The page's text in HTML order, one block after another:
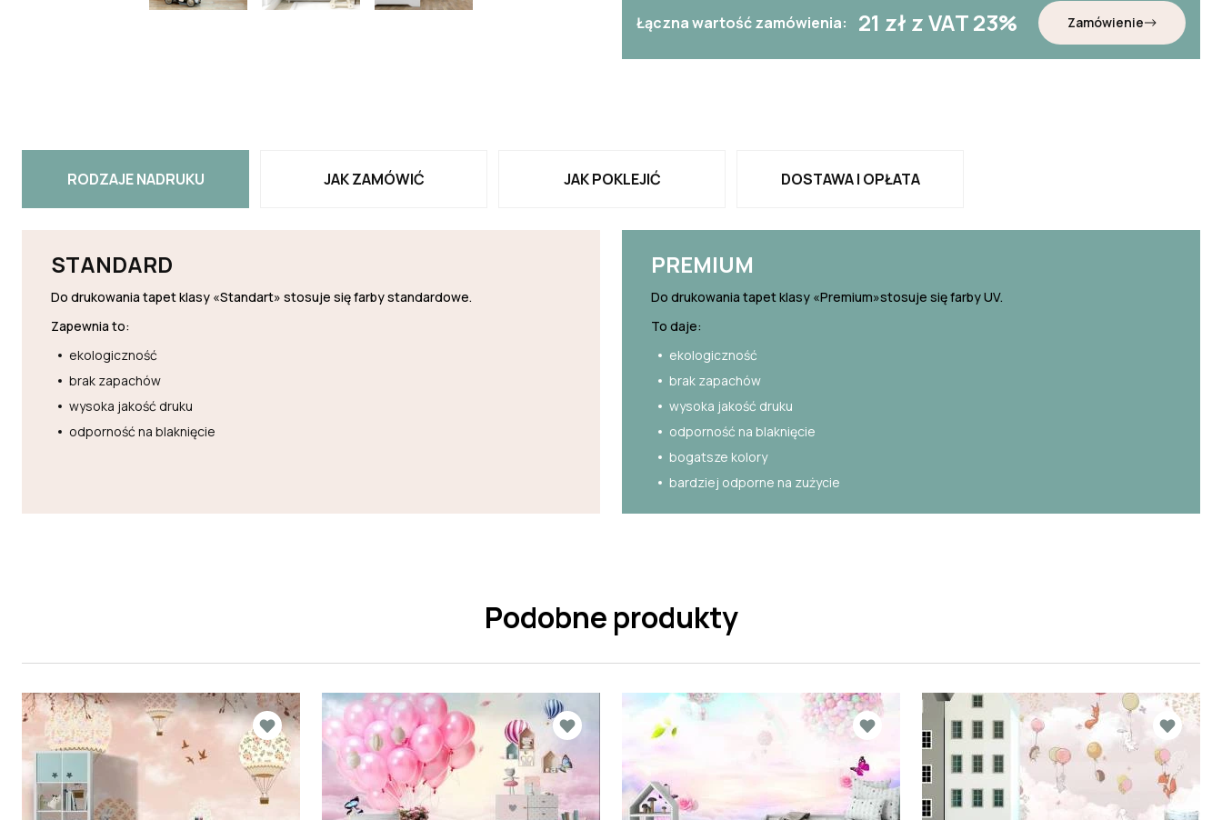
Łączna wartość zamówienia: 21 zł z VAT 23% Zamówienie
RODZAJE NADRUKU JAK ZAMÓWIĆ JAK POKLEJIĆ DOSTAWA I OPŁATA
STANDARD
Do drukowania tapet klasy «Standart» stosuje się farby standardowe.
Zapewnia to:
ekologiczność
brak zapachów
wysoka jakość druku
odporność na blaknięcie
PREMIUM
Do drukowania tapet klasy «Premium»stosuje się farby UV.
To daje:
ekologiczność
brak zapachów
wysoka jakość druku
odporność na blaknięcie
bogatsze kolory
bardziej odporne na zużycie
Podobne produkty